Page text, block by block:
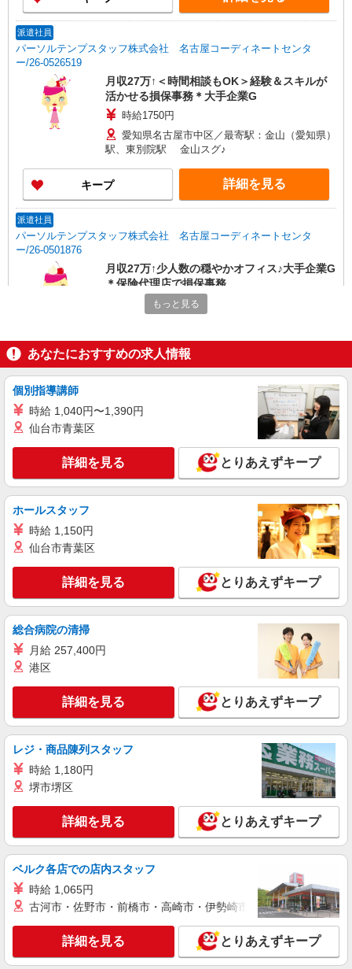
派遣社員
パーソルテンプスタッフ株式会社 名古屋コーディネートセンタ
ー/26-0526519
月収27万↑＜時間相談もOK＞経験＆スキルが
活かせる損保事務＊大手企業G
時給1750円
愛知県名古屋市中区／最寄駅：金山（愛知県）
駅、東別院駅 金山スグ♪
キープ 詳細を見る
派遣社員
パーソルテンプスタッフ株式会社 名古屋コーディネートセンタ
ー/26-0501876
月収27万↑少人数の穏やかオフィス♪大手企業G
＊保険代理店で損保事務
時給1700円
詳細を見る
派遣社員
パーソルテンプスタッフ株式会社 名古屋コーディネートセンタ
ー/26-0535844
＜時給1600円＞コミュ力活かせる貿易サポー
ト＠英語使用なし
時給1600円
愛知県名古屋市中区／最寄駅：伏見（愛知県）
駅、丸の内（愛知県）駅 ◆栄駅からも徒歩10分
詳細を見る
パーソルテンプスタッフ株式会社 名古屋コーディネートセンタ
ー/26-0408519
月収23万↑＜9時〜17時＞貿易の経験＆スキル
がいかせます＊穏やか環境◎
愛知県名古屋市中区／最寄駅：丸の内（愛知
県）駅、伏見（愛知県）駅 ●桜通線もつかえま
す◎駅チカなので毎日らくらく〜♪
キープ 詳細を見る
派遣社員
受発注や請求書発行などの貿易事務
時給1,600円 ※当社規定あり
愛知県名古屋市中区／最寄駅：伏見（愛知県）
駅、栄（愛知県）駅
キープ 詳細を見る
パーソルテンプスタッフ株式会社 名古屋コーディネートセンタ
もっと見る
あなたにおすすめの求人情報
個別指導講師
時給 1,040円〜1,390円
仙台市青葉区
詳細を見る とりあえずキープ
ホールスタッフ
時給 1,150円
仙台市青葉区
詳細を見る とりあえずキープ
総合病院の清掃
月給 257,400円
港区
詳細を見る とりあえずキープ
レジ・商品陳列スタッフ
時給 1,180円
堺市堺区
詳細を見る とりあえずキープ
ベルク各店での店内スタッフ
時給 1,065円
古河市・佐野市・前橋市・高崎市・伊勢崎市・太田市・館林市
詳細を見る とりあえずキープ